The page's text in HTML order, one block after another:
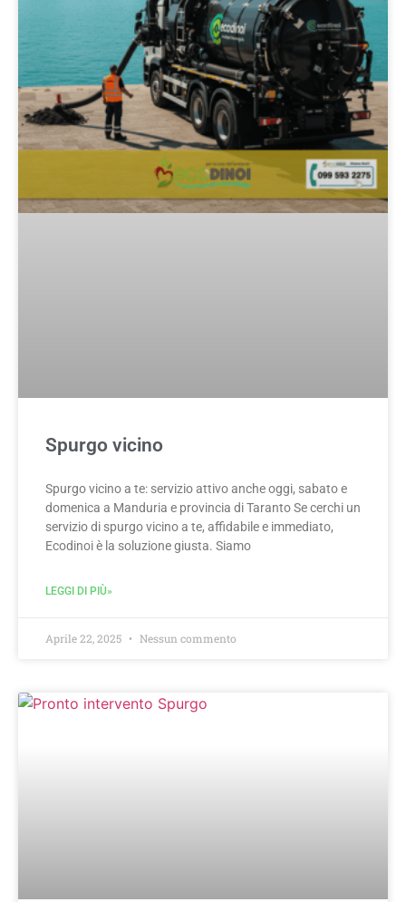
Spurgo vicino
Spurgo vicino a te: servizio attivo anche oggi, sabato e
domenica a Manduria e provincia di Taranto Se cerchi un
servizio di spurgo vicino a te, affidabile e immediato,
Ecodinoi è la soluzione giusta. Siamo
LEGGI DI PIÙ»
Aprile 22, 2025 Nessun commento